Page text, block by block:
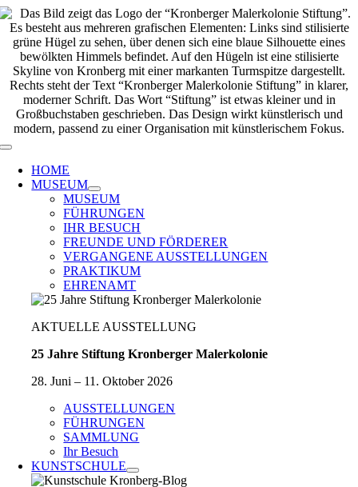
Zum
Inhalt
springen
Toggle
Navigation
HOME
MUSEUM
MUSEUM
FÜHRUNGEN
IHR BESUCH
FREUNDE UND FÖRDERER
VERGANGENE AUSSTELLUNGEN
PRAKTIKUM
EHRENAMT
AKTUELLE AUSSTELLUNG
25 Jahre Stiftung Kronberger Malerkolonie
28. Juni – 11. Oktober 2026
AUSSTELLUNGEN
FÜHRUNGEN
SAMMLUNG
Ihr Besuch
KUNSTSCHULE